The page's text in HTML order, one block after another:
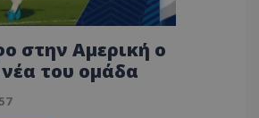
στην Αμερική ο
του ομάδα